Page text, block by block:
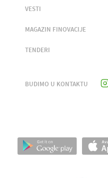
VESTI
MAGAZIN FINOVACIJE
TENDERI
BUDIMO U KONTAKTU